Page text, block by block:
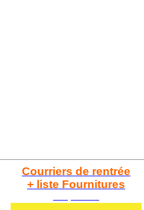
Courriers de rentrée
+ liste Fournitures